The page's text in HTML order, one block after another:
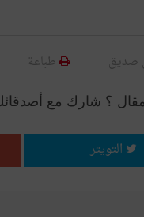
صديق طباعة
؟ شارك مع
التويتر